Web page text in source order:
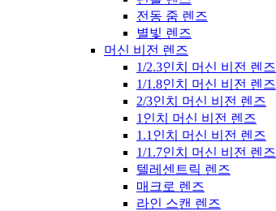
전동 줌 렌즈
별빛 렌즈
머신 비전 렌즈
1/2.3인치 머신 비전 렌즈
1/1.8인치 머신 비전 렌즈
2/3인치 머신 비전 렌즈
1인치 머신 비전 렌즈
1.1인치 머신 비전 렌즈
1/1.7인치 머신 비전 렌즈
텔레센트릭 렌즈
매크로 렌즈
라인 스캔 렌즈